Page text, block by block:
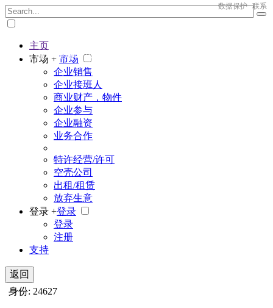
The big marketplace for business
数据保护 联系
主页
市场 + 市场
企业销售
企业接班人
商业财产，物件
企业参与
企业融资
业务合作
特许经营/许可
空壳公司
出租/租赁
放弃生意
登录 +登录
登录
注册
支持
返回
身份: 24627